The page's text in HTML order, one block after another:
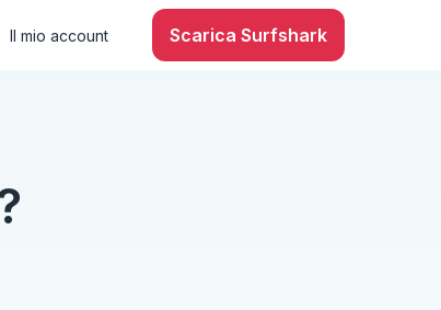
Il mio account Scarica Surfshark